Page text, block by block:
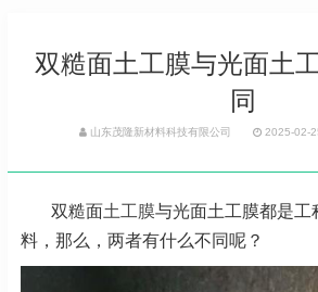
双糙面土工膜与光面土
同
山东茂隆新材料科技有限公司 2025-02-
双糙面土工膜与光面土工膜都是工
料，那么，两者有什么不同呢？